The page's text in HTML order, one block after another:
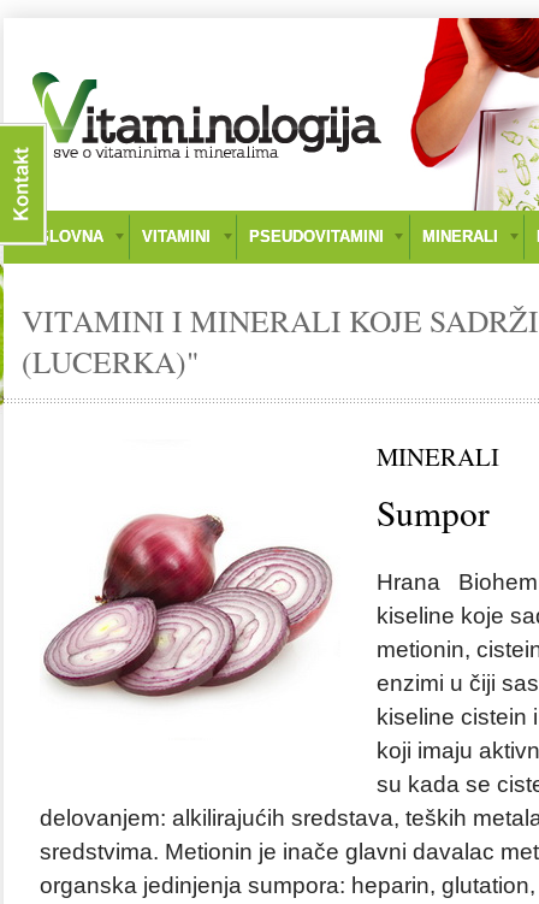
NASLOVNA VITAMINI PSEUDOVITAMINI MINERALI
VITAMINI I MINERALI KOJE
(LUCERKA)"
MINERALI
Sumpor
Hrana
kiseline koje
metionin,
enzimi u čiji
kiseline cistein
koji imaju
su kada se
delovanjem: alkilirajućih sredstava, teških
sredstvima. Metionin je inače glavni davalac
organska jedinjenja sumpora: heparin,